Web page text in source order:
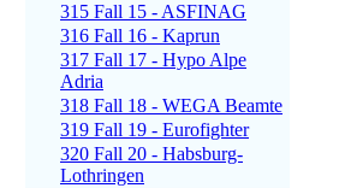
315 Fall 15 - ASFINAG
316 Fall 16 - Kaprun
317 Fall 17 - Hypo Alpe
Adria
318 Fall 18 - WEGA Beamte
319 Fall 19 - Eurofighter
320 Fall 20 - Habsburg-
Lothringen